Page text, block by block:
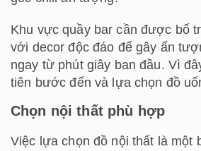
Khu vực quầy bar cần được bố
với decor độc đáo để gây ấn
ngay từ phút giây ban đầu. Vì
tiên bước đến và lựa chọn đồ
Chọn nội thất phù hợp
Việc lựa chọn đồ nội thất là một